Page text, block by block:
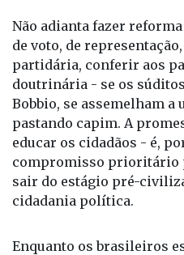
Não adianta fazer
de voto, de
partidária, conferir aos
doutrinária - se os
Bobbio, se assemelham a
pastando capim. A
educar os cidadãos - é,
compromisso prioritário
sair do estágio pré-
cidadania política.
Enquanto os brasileiros